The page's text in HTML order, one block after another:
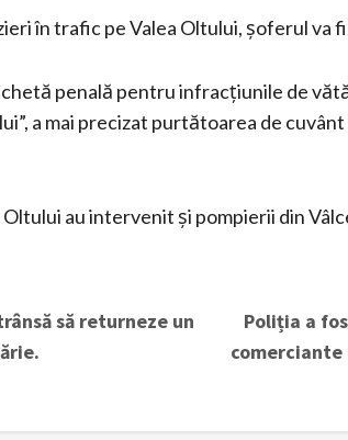
în trafic pe Valea Oltului, șoferul va
penală pentru infracțiunile de
a mai precizat purtătoarea de
au intervenit și pompierii din
să returneze un
Poliția a
comerciante